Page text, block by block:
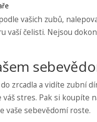
vašich zubů,
vaší čelisti. Nejsou
zrcadla a vidíte zubní
stres. Pak si koupíte
vaše sebevědomí roste.